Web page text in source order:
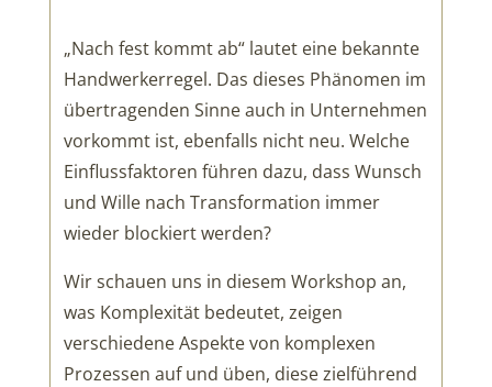
„Nach fest kommt ab“ lautet eine bekannte
Handwerkerregel. Das dieses Phänomen im
übertragenden Sinne auch in Unternehmen
vorkommt ist, ebenfalls nicht neu. Welche
Einflussfaktoren führen dazu, dass Wunsch
und Wille nach Transformation immer
wieder blockiert werden?
Wir schauen uns in diesem Workshop an,
was Komplexität bedeutet, zeigen
verschiedene Aspekte von komplexen
Prozessen auf und üben, diese zielführend